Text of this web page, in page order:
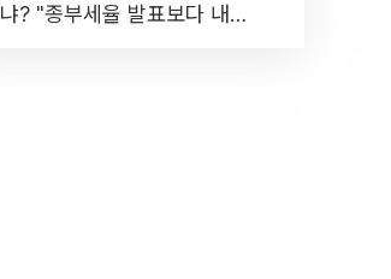
냐? "종부세율 발표보다 내릴